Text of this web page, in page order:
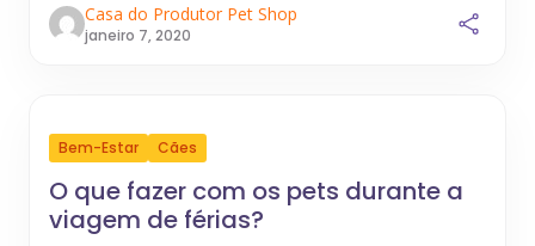
Casa do Produtor Pet Shop
janeiro 7, 2020
Bem-Estar Cães
O que fazer com os pets durante a
viagem de férias?